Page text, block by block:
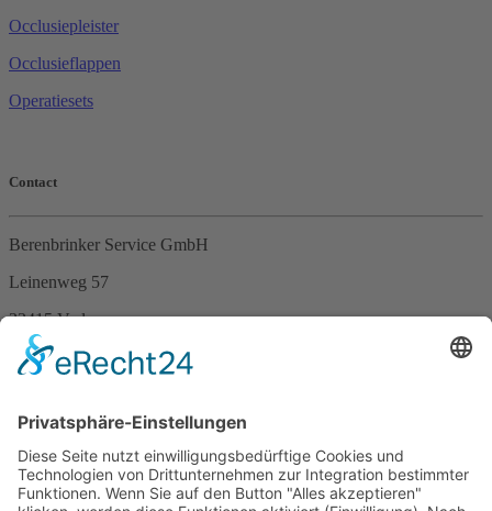
Occlusiepleister
Occlusieflappen
Operatiesets
Contact
Berenbrinker Service GmbH
Leinenweg 57
33415 Verl
Duitsland
Fax +49 (0)5246 – 9649054
E-Mailinfo@berenbrinker.de